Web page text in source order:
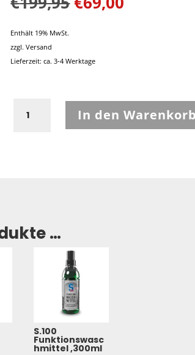
Preis
Enthält 19% MwSt.
zzgl.Versand
Lieferzeit: ca. 3-4 Werktage
Sarai
In den
…
S.100
Funktionswasc
hmittel ,300ml